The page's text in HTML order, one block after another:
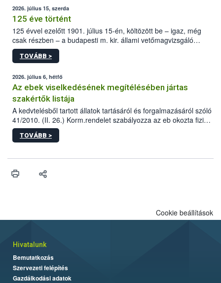
2026. július 15, szerda
125 éve történt
125 évvel ezelőtt 1901. július 15-én, költözött be – igaz, még
csak részben – a budapesti m. kir. állami vetőmagvizsgáló
állomás a Kis Rókus utca 15. szám alatti, Czigler Győző által
tervezett új épületébe.
TOVÁBB >
2026. július 6, hétfő
Az ebek viselkedésének megítélésében jártas
szakértők listája
A kedvtelésből tartott állatok tartásáról és forgalmazásáról szóló
41/2010. (II. 26.) Korm.rendelet szabályozza az eb okozta fizikai
sérülés, illetve ennek veszélye keletkezésekor felmerülő
hatósági feladatokat, valamint a veszélyes eb tartását és annak
vonni az ebek viselkedésének megítélésében jártas szakértőt.
TOVÁBB >
Cookie beállítások
Hivatalunk
Bemutatkozás
Szervezeti felépítés
Gazdálkodási adatok